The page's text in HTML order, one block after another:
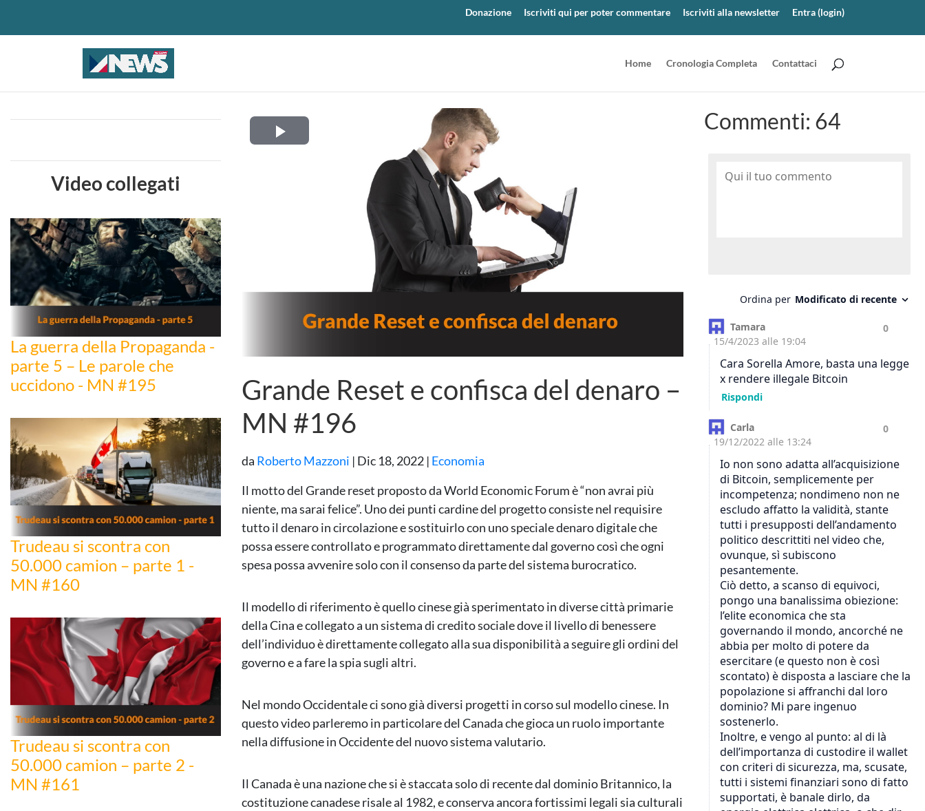
Donazione Iscriviti qui per poter commentare Iscriviti alla newsletter Entra (login)
Home Cronologia Completa Contattaci
Play
Grande Reset e confisca del denaro –
MN #196
da Roberto Mazzoni | Dic 18, 2022 | Economia
Il motto del Grande reset proposto da World Economic Forum è “non avrai più
niente, ma sarai felice”. Uno dei punti cardine del progetto consiste nel requisire
tutto il denaro in circolazione e sostituirlo con uno speciale denaro digitale che
possa essere controllato e programmato direttamente dal governo così che ogni
spesa possa avvenire solo con il consenso da parte del sistema burocratico.
Il modello di riferimento è quello cinese già sperimentato in diverse città primarie
della Cina e collegato a un sistema di credito sociale dove il livello di benessere
dell’individuo è direttamente collegato alla sua disponibilità a seguire gli ordini del
governo e a fare la spia sugli altri.
Nel mondo Occidentale ci sono già diversi progetti in corso sul modello cinese. In
questo video parleremo in particolare del Canada che gioca un ruolo importante
nella diffusione in Occidente del nuovo sistema valutario.
Il Canada è una nazione che si è staccata solo di recente dal dominio Britannico, la
costituzione canadese risale al 1982, e conserva ancora fortissimi legali sia culturali
Commenti: 64
Video collegati
La guerra della Propaganda -
parte 5 – Le parole che
uccidono - MN #195
Trudeau si scontra con
50.000 camion – parte 1 -
MN #160
Trudeau si scontra con
50.000 camion – parte 2 -
MN #161